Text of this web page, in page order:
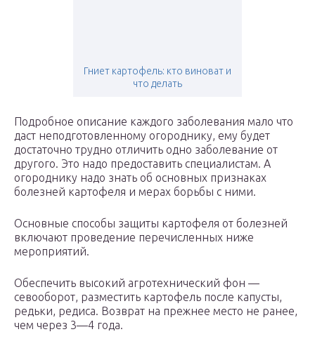
Гниет картофель: кто виноват и
что делать
Подробное описание каждого заболевания мало что
даст неподготовленному огороднику, ему будет
достаточно трудно отличить одно заболевание от
другого. Это надо предоставить специалистам. А
огороднику надо знать об основных признаках
болезней картофеля и мерах борьбы с ними.
Основные способы защиты картофеля от болезней
включают проведение перечисленных ниже
мероприятий.
Обеспечить высокий агротехнический фон —
севооборот, разместить картофель после капусты,
редьки, редиса. Возврат на прежнее место не ранее,
чем через 3—4 года.